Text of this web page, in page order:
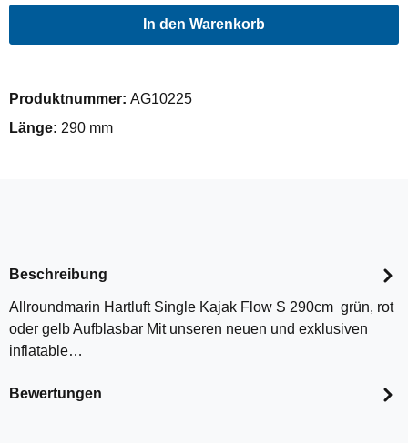
In den Warenkorb
Produktnummer: AG10225
Länge: 290 mm
Beschreibung
Allroundmarin Hartluft Single Kajak Flow S 290cm grün, rot
oder gelb Aufblasbar Mit unseren neuen und exklusiven
inflatable…
Bewertungen